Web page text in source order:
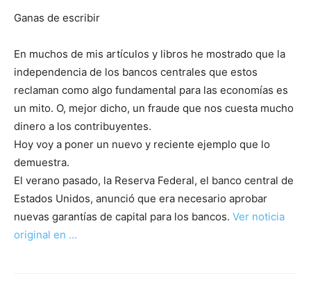
Ganas de escribir
En muchos de mis artículos y libros he mostrado que la
independencia de los bancos centrales que estos
reclaman como algo fundamental para las economías es
un mito. O, mejor dicho, un fraude que nos cuesta mucho
dinero a los contribuyentes.
Hoy voy a poner un nuevo y reciente ejemplo que lo
demuestra.
El verano pasado, la Reserva Federal, el banco central de
Estados Unidos, anunció que era necesario aprobar
nuevas garantías de capital para los bancos. Ver noticia
original en …